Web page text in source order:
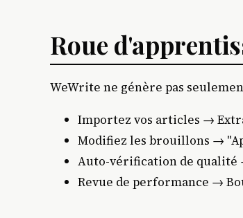
Roue
WeWrite ne génère pas
Importez vos articles →
Modifiez les brouillons →
Auto-vérification de qualité
Revue de performance →